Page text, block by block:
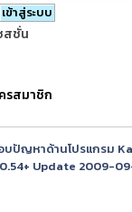
สชั่น
รสมาชิก
บปัญหาด้านโปรแกรม
Update 2009-09-